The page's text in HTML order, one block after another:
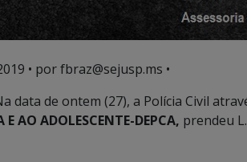
• por fbraz@sejusp.ms •
data de ontem (27), a Polícia Civil
AO ADOLESCENTE-DEPCA, prendeu